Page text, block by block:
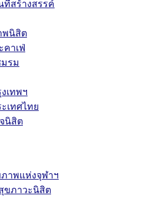
สร้างสรรค์
พนิสิต
คาเฟ่
รม
เทพฯ
เทศไทย
นิสิต
าพแห่งจุฬาฯ
ขภาวะนิสิต